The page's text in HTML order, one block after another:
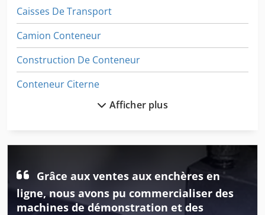
apocalypse totale. L’état technique est excellent :
l’ensemble de l’installation de ventilation n’a fonctionné
que pendant 131 heures, la climatisation seule environ 15
heures.
Caisses De Transport
Camion Conteneur
Construction De Conteneur
Conteneur Citerne
Conteneur De Basculement
Conteneur De Demi-Lune
Conteneur De Sarah
Afficher plus
Grâce aux ventes aux enchères en
ligne, nous avons pu commercialiser des
machines de démonstration et des